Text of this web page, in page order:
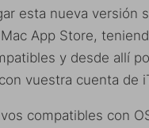
esta nueva versión
App Store,
y desde allí
vuestra cuenta de
compatibles con